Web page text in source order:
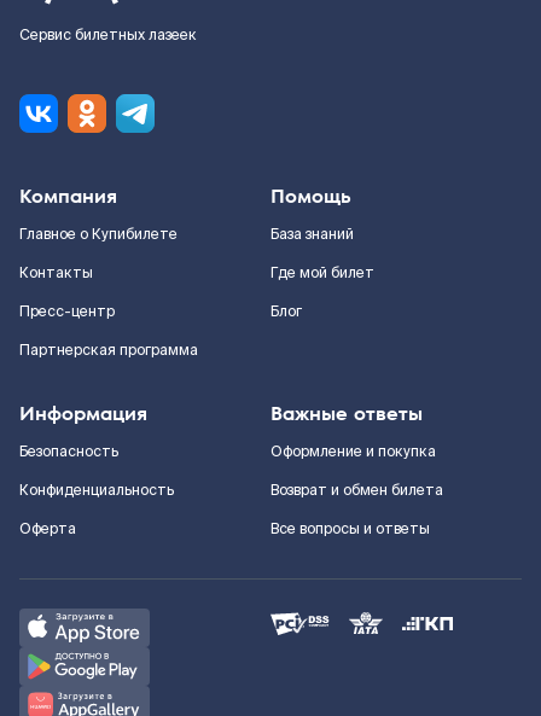
Сервис билетных лазеек
Компания
Главное о Купибилете
Контакты
Пресс-центр
Партнерская программа
Помощь
База знаний
Где мой билет
Блог
Информация
Безопасность
Конфиденциальность
Оферта
Важные ответы
Оформление и покупка
Возврат и обмен билета
Все вопросы и ответы